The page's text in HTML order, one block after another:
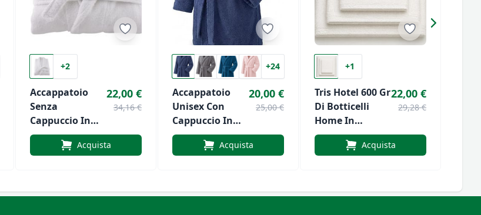
+2
Accappatoio
Senza
Cappuccio In
Spugna 450gr Di
Botticelli Home
22,00 €
34,16 €
Acquista
+24
Accappatoio
Unisex Con
Cappuccio In
Spugna Di
Cotone 600GSM
20,00 €
25,00 €
Acquista
+1
Tris Hotel 600 Gr
Di Botticelli
Home In
Spugna
22,00 €
29,28 €
Acquista